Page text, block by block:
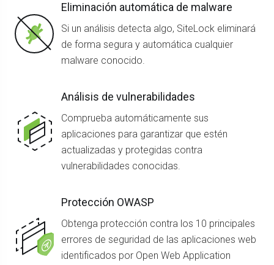
Eliminación automática de malware
Si un análisis detecta algo, SiteLock eliminará
de forma segura y automática cualquier
malware conocido.
Análisis de vulnerabilidades
Comprueba automáticamente sus
aplicaciones para garantizar que estén
actualizadas y protegidas contra
vulnerabilidades conocidas.
Protección OWASP
Obtenga protección contra los 10 principales
errores de seguridad de las aplicaciones web
identificados por Open Web Application